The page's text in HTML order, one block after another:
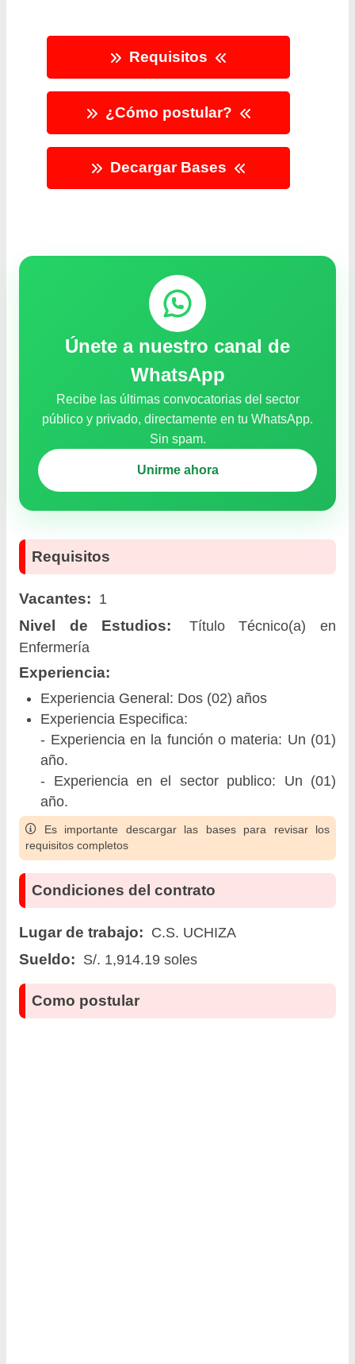
Requisitos
¿Cómo postular?
Decargar Bases
Únete a nuestro canal de
WhatsApp
Recibe las últimas convocatorias del sector
público y privado, directamente en tu WhatsApp.
Sin spam.
Unirme ahora
Requisitos
Vacantes: 1
Nivel de Estudios:
Título Técnico(a) en
Enfermería
Experiencia:
Experiencia General: Dos (02) años
Experiencia Especifica:
- Experiencia en la función o materia: Un (01)
año.
- Experiencia en el sector publico: Un (01)
año.
Es importante descargar las bases para revisar los
requisitos completos
Condiciones del contrato
Lugar de trabajo: C.S. UCHIZA
Sueldo: S/. 1,914.19 soles
Como postular